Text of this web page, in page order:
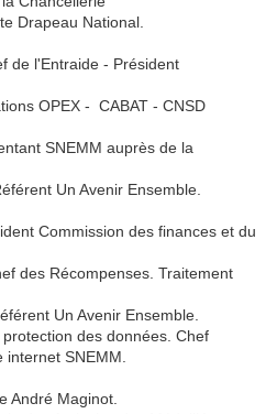
Drapeau National.
de l'Entraide - Président
OPEX - CABAT - CNSD
SNEMM auprès de la
Un Avenir Ensemble.
Commission des finances et du
des Récompenses. Traitement
Un Avenir Ensemble.
des données. Chef
SNEMM.
André Maginot.